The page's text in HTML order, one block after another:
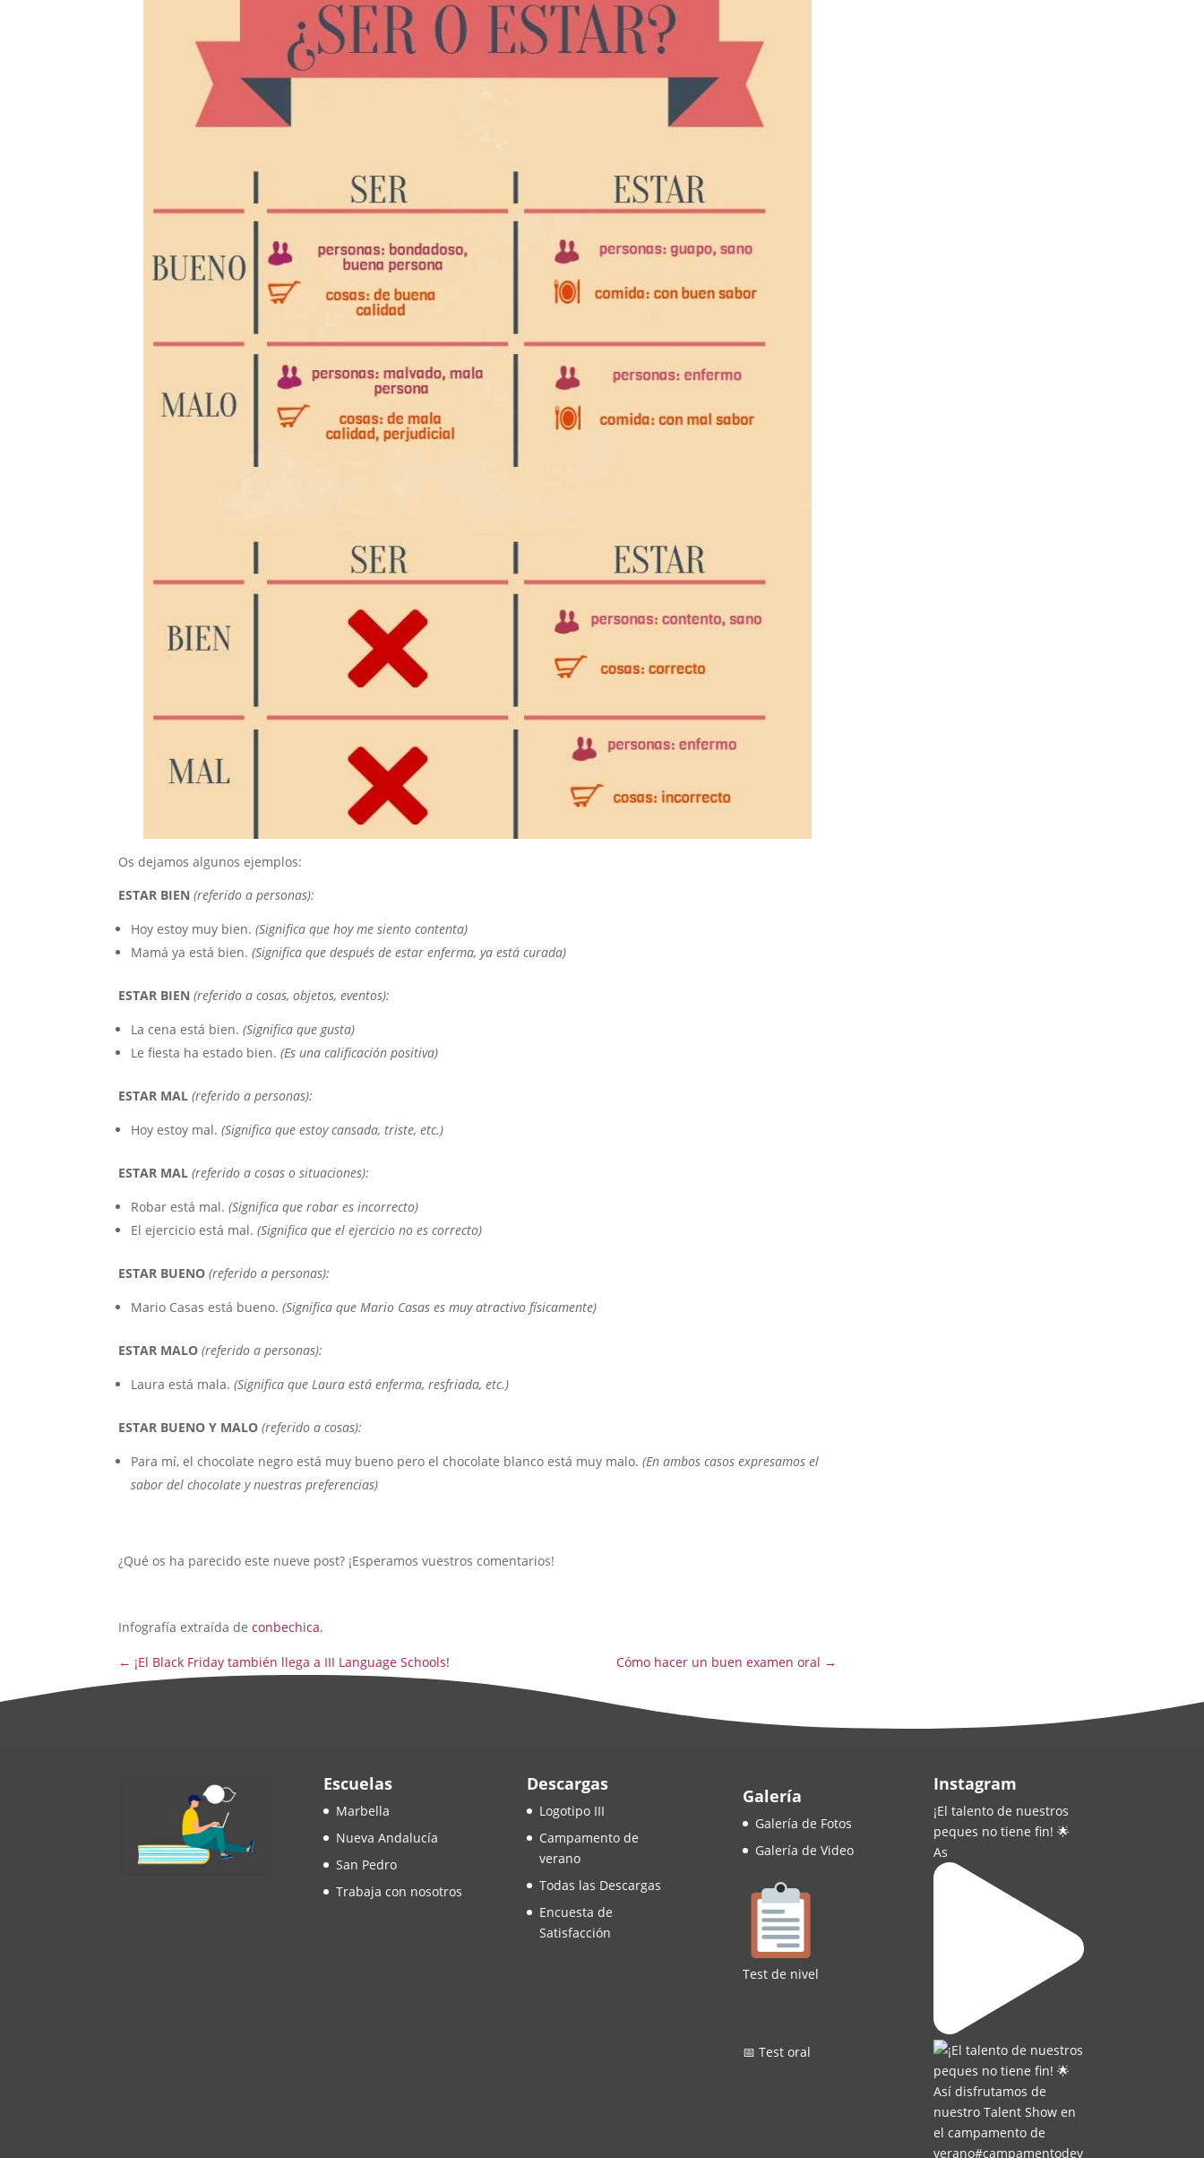
Os dejamos algunos ejemplos:
ESTAR BIEN (referido a personas):
Hoy estoy muy bien. (Significa que hoy me siento contenta)
Mamá ya está bien. (Significa que después de estar enferma, ya está curada)
ESTAR BIEN (referido a cosas, objetos, eventos):
La cena está bien. (Significa que gusta)
Le fiesta ha estado bien. (Es una calificación positiva)
ESTAR MAL (referido a personas):
Hoy estoy mal. (Significa que estoy cansada, triste, etc.)
ESTAR MAL (referido a cosas o situaciones):
Robar está mal. (Significa que robar es incorrecto)
El ejercicio está mal. (Significa que el ejercicio no es correcto)
ESTAR BUENO (referido a personas):
Mario Casas está bueno. (Significa que Mario Casas es muy atractivo físicamente)
ESTAR MALO (referido a personas):
Laura está mala. (Significa que Laura está enferma, resfriada, etc.)
ESTAR BUENO Y MALO (referido a cosas):
Para mí, el chocolate negro está muy bueno pero el chocolate blanco está muy malo. (En ambos casos expresamos el
sabor del chocolate y nuestras preferencias)
¿Qué os ha parecido este nueve post? ¡Esperamos vuestros comentarios!
Infografía extraída de conbechica.
← ¡El Black Friday también llega a III Language Schools! Cómo hacer un buen examen oral →
Escuelas
Marbella
Nueva Andalucía
San Pedro
Trabaja con nosotros
Descargas
Logotipo III
Campamento de
verano
Todas las Descargas
Encuesta de
Satisfacción
Galería
Galería de Fotos
Galería de Video
Test de nivel
📅 Test oral
Instagram
¡El talento de nuestros
peques no tiene fin! 🌟
As